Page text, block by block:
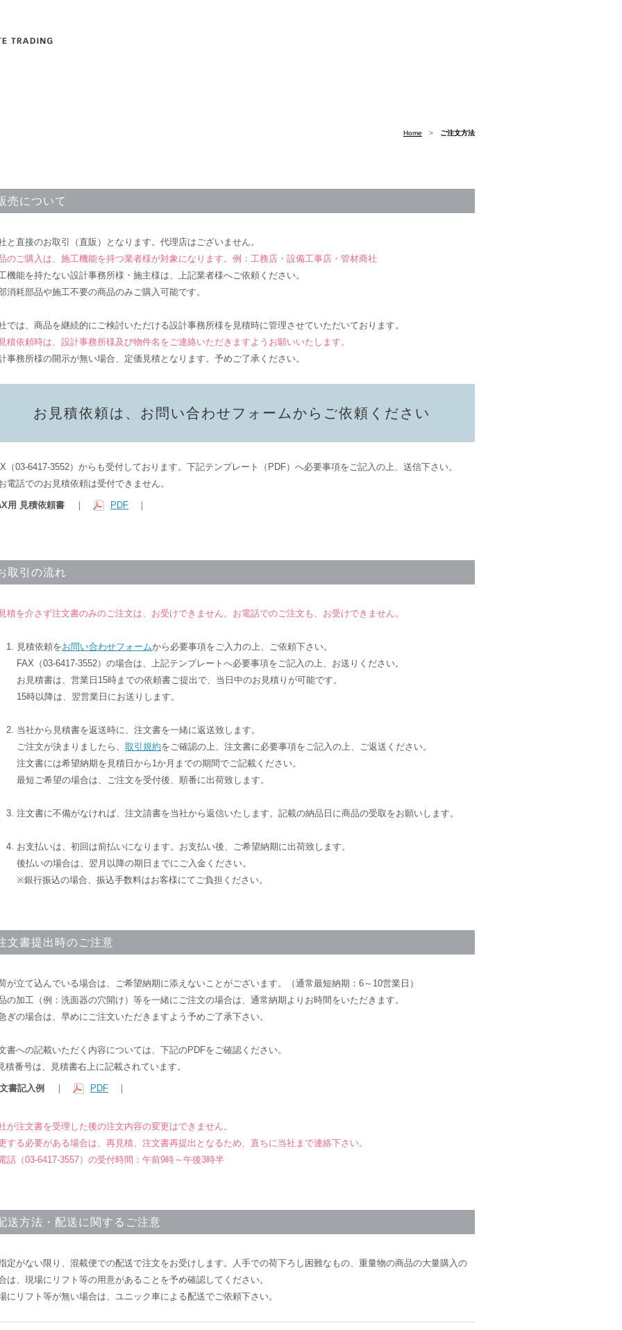
Home > ご注文方法
売について
と直接のお取引（直販）となります。代理店はございません。
のご購入は、施工機能を持つ業者様が対象になります。例：工務店・設備工事店・管材商社
機能を持たない設計事務所様・施主様は、上記業者様へご依頼ください。
消耗部品や施工不要の商品のみご購入可能です。
では、商品を継続的にご検討いただける設計事務所様を見積時に管理させていただいております。
積依頼時は、設計事務所様及び物件名をご連絡いただきますようお願いいたします。
事務所様の開示が無い場合、定価見積となります。予めご了承ください。
お見積依頼は、お問い合わせフォームからご依頼ください
（03-6417-3552）からも受付しております。下記テンプレート（PDF）へ必要事項をご記入の上、送信下さい。
電話でのお見積依頼は受付できません。
用 見積依頼書 ｜ PDF ｜
取引の流れ
積を介さず注文書のみのご注文は、お受けできません。お電話でのご注文も、お受けできません。
見積依頼をお問い合わせフォームから必要事項をご入力の上、ご依頼下さい。
FAX（03-6417-3552）の場合は、上記テンプレートへ必要事項をご記入の上、お送りください。
お見積書は、営業日15時までの依頼書ご提出で、当日中のお見積りが可能です。
15時以降は、翌営業日にお送りします。
当社から見積書を返送時に、注文書を一緒に返送致します。
ご注文が決まりましたら、 取引規約をご確認の上、注文書に必要事項をご記入の上、ご返送ください。
注文書には希望納期を見積日から1か月までの期間でご記載ください。
最短ご希望の場合は、ご注文を受付後、順番に出荷致します。
注文書に不備がなければ、注文請書を当社から返信いたします。記載の納品日に商品の受取をお願いします。
お支払いは、初回は前払いになります。お支払い後、ご希望納期に出荷致します。
後払いの場合は、翌月以降の期日までにご入金ください。
※銀行振込の場合、振込手数料はお客様にてご負担ください。
文書提出時のご注意
が立て込んでいる場合は、ご希望納期に添えないことがございます。（通常最短納期：6～10営業日）
の加工（例：洗面器の穴開け）等を一緒にご注文の場合は、通常納期よりお時間をいただきます。
ぎの場合は、早めにご注文いただきますよう予めご了承下さい。
書への記載いただく内容については、下記のPDFをご確認ください。
積番号は、見積書右上に記載されています。
書記入例 ｜ PDF ｜
が注文書を受理した後の注文内容の変更はできません。
する必要がある場合は、再見積、注文書再提出となるため、直ちに当社まで連絡下さい。
話（03-6417-3557）の受付時間：午前9時～午後3時半
送方法・配送に関するご注意
定がない限り、混載便での配送で注文をお受けします。人手での荷下ろし困難なもの、重量物の商品の大量購入の
は、現場にリフト等の用意があることを予め確認してください。
にリフト等が無い場合は、ユニック車による配送でご依頼下さい。